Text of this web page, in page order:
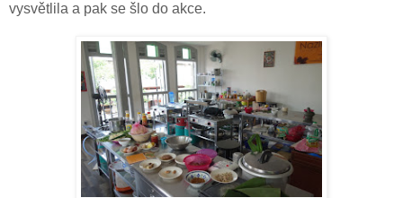
vysvětlila a pak se šlo do akce.